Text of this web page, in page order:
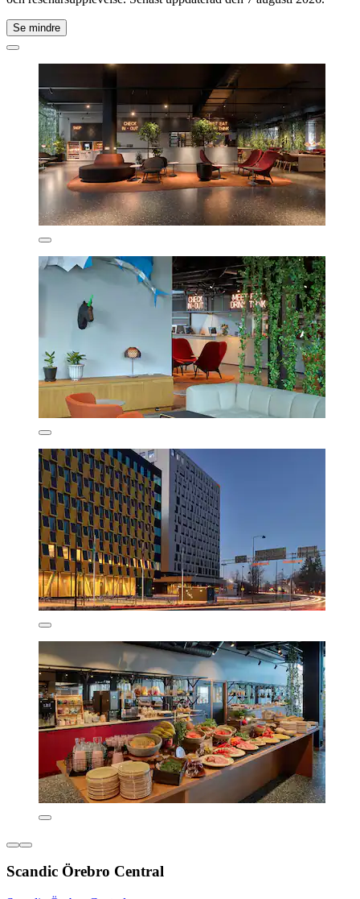
Se mindre
Scandic Örebro Central